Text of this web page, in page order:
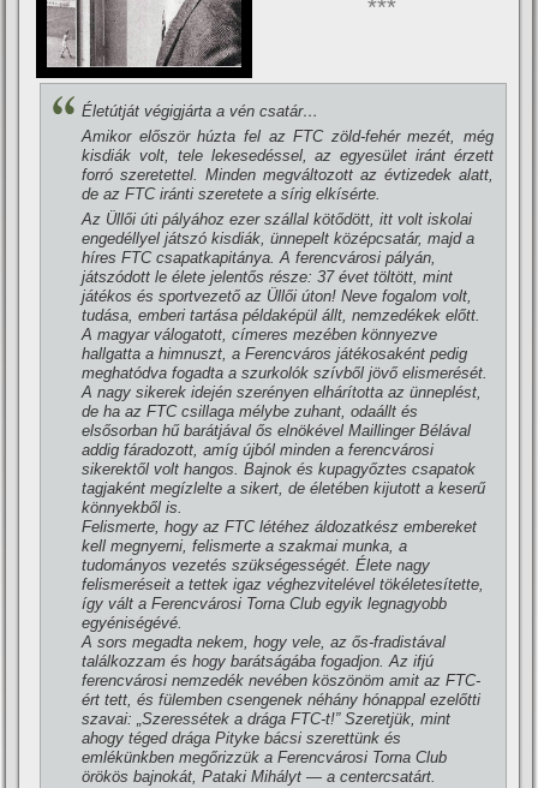
***
Életútját végigjárta a vén csatár…
Amikor először húzta fel az FTC zöld-fehér mezét, még
kisdiák volt, tele lekesedéssel, az egyesület iránt érzett
forró szeretettel. Minden megváltozott az évtizedek alatt,
de az FTC iránti szeretete a sí­rig elkí­sérte.
Az Üllői úti pályához ezer szállal kötődött, itt volt iskolai
engedéllyel játszó kisdiák, ünnepelt középcsatár, majd a
hí­res FTC csapatkapitánya. A ferencvárosi pályán,
játszódott le élete jelentős része: 37 évet töltött, mint
játékos és sportvezető az Üllői úton! Neve fogalom volt,
tudása, emberi tartása példaképül állt, nemzedékek előtt.
A magyar válogatott, cí­meres mezében könnyezve
hallgatta a himnuszt, a Ferencváros játékosaként pedig
meghatódva fogadta a szurkolók szí­vből jövő elismerését.
A nagy sikerek idején szerényen elhárí­totta az ünneplést,
de ha az FTC csillaga mélybe zuhant, odaállt és
elsősorban hű barátjával ős elnökével Maillinger Bélával
addig fáradozott, amí­g újból minden a ferencvárosi
sikerektől volt hangos. Bajnok és kupagyőztes csapatok
tagjaként megí­zlelte a sikert, de életében kijutott a keserű
könnyekből is.
Felismerte, hogy az FTC létéhez áldozatkész embereket
kell megnyerni, felismerte a szakmai munka, a
tudományos vezetés szükségességét. Élete nagy
felismeréseit a tettek igaz véghezvitelével tökéletesí­tette,
í­gy vált a Ferencvárosi Torna Club egyik legnagyobb
egyéniségévé.
A sors megadta nekem, hogy vele, az ős-fradistával
találkozzam és hogy barátságába fogadjon. Az ifjú
ferencvárosi nemzedék nevében köszönöm amit az FTC-
ért tett, és fülemben csengenek néhány hónappal ezelőtti
szavai: „Szeressétek a drága FTC-t!” Szeretjük, mint
ahogy téged drága Pityke bácsi szerettünk és
emlékünkben megőrizzük a Ferencvárosi Torna Club
örökös bajnokát, Pataki Mihályt — a centercsatárt.